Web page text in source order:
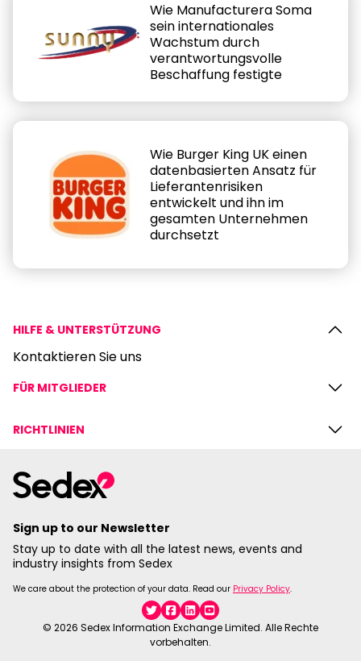
Wie Manufacturera Soma
sein internationales
Wachstum durch
verantwortungsvolle
Beschaffung festigte
Wie Burger King UK einen
datenbasierten Ansatz für
Lieferantenrisiken
entwickelt und ihn im
gesamten Unternehmen
durchsetzt
HILFE & UNTERSTÜTZUNG
Kontaktieren Sie uns
FÜR MITGLIEDER
RICHTLINIEN
Sign up to our Newsletter
Stay up to date with all the latest news, events and
industry insights from Sedex
We care about the protection of your data. Read our Privacy Policy.
TwitterFacebook
Linkedin
YouTube
© 2026 Sedex Information Exchange Limited. Alle Rechte
vorbehalten.